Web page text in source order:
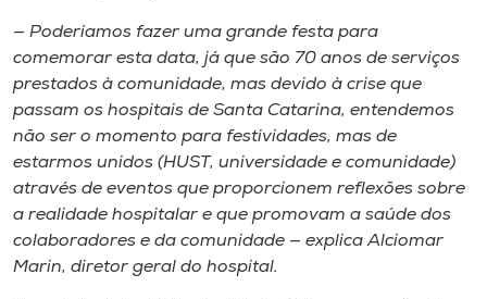
A+
A-
— Poderíamos fazer uma grande festa para
comemorar esta data, já que são 70 anos de serviços
prestados à comunidade, mas devido à crise que
passam os hospitais de Santa Catarina, entendemos
não ser o momento para festividades, mas de
estarmos unidos (HUST, universidade e comunidade)
através de eventos que proporcionem reflexões sobre
a realidade hospitalar e que promovam a saúde dos
colaboradores e da comunidade — explica Alciomar
Marin, diretor geral do hospital.